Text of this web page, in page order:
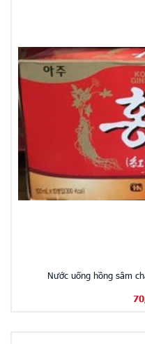
Nước uống hồng sâm